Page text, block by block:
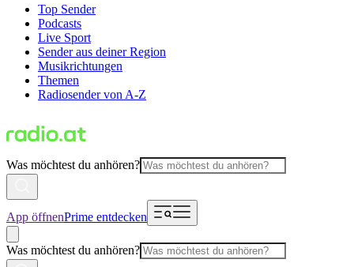
Top Sender
Podcasts
Live Sport
Sender aus deiner Region
Musikrichtungen
Themen
Radiosender von A-Z
Was möchtest du anhören?
App öffnenPrime entdecken
Was möchtest du anhören?